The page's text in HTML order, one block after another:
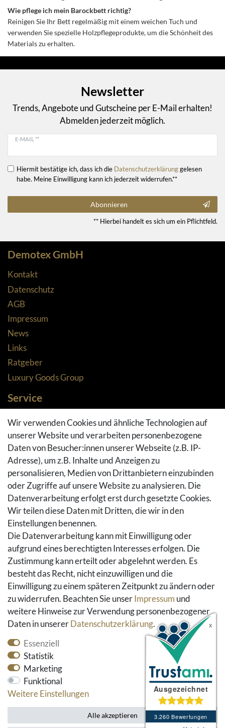
Wie pflege ich mein Barockbett richtig?
Reinigen Sie Ihr Bett regelmäßig mit einem weichen Tuch und
verwenden Sie spezielle Holzpflegeprodukte, um die Schönheit des
Materials zu erhalten.
Newsletter
Trends, Angebote und Gutscheine per E-Mail erhalten!
Abmelden jederzeit möglich.
E-MAIL **
Hiermit bestätige ich, dass ich die Daten­schutz­erklärunggelesen
habe. Meine Einwilligung kann ich jederzeit widerrufen.**
Abonnieren
** Hierbei handelt es sich um ein Pflichtfeld.
Demotex GmbH
Kontakt
Datenschutz
AGB
Impressum
News
Links
Ratgeber
Luxury Goods Group
Service
Zahlungsarten
Versandarten & -kosten
Widerrufsrecht
Rückgaberecht
Vertrag widerrufen
Warenkorb
Hilfe
Social Media
Facebook
Instagram
Pinterest
Youtube
Houzz
* alle Preise inkl. gesetzlicher Mehrwertsteuer und
zzgl. Versandkosten
Wir verwenden Cookies und ähnliche Technologien auf
unserer Website und verarbeiten personenbezogene
Daten von Besucher:innen unserer Webseite (z.B. IP-
Adresse), um z.B. Inhalte und Anzeigen zu
personalisieren, Medien von Drittanbietern einzubinden
oder Zugriffe auf unsere Website zu analysieren. Die
Datenverarbeitung erfolgt erst durch gesetzte Cookies.
Wir teilen diese Daten mit Dritten, die wir in den
Einstellungen benennen.
Die Datenverarbeitung kann mit Einwilligung oder
aufgrund eines berechtigten Interesses erfolgen. Die
Zustimmung kann erteilt oder abgelehnt werden. Es
besteht das Recht, nicht einzuwilligen und die
Einwilligung zu einem späteren Zeitpunkt zu ändern oder
zu widerrufen. Beachten Sie unserImpressum und
weitere Hinweise zur Verwendung personenbezogener
Daten in unsererDaten­schutz­erklärung.
Essenziell
Statistik
Marketing
Funktional
Weitere Einstellungen
Alle akzeptieren